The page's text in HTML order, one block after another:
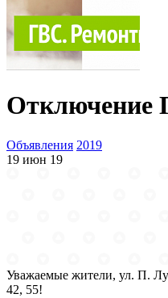
Отключение
Объявления 2019
19 июн 19
Уважаемые жители, ул. П.
42, 55!